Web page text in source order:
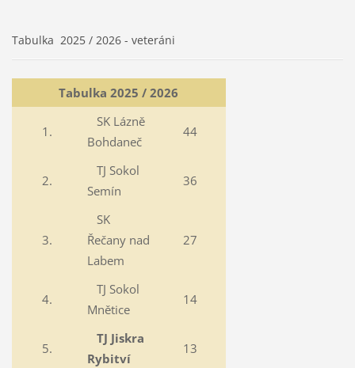
Tabulka 2025 / 2026 - veteráni
Tabulka 2025 / 2026
1.
SK Lázně
Bohdaneč
44
2.
TJ Sokol
Semín
36
3.
SK
Řečany nad
Labem
27
4.
TJ Sokol
Mnětice
14
5.
TJ Jiskra
Rybitví
13